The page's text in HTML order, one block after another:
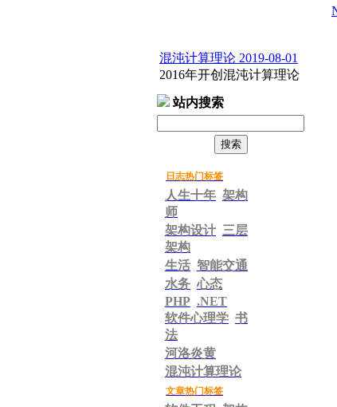
混沌计算理论 2019-08-01
2016年开创混沌计算理论
河洛炎黄 2019-08-01
2019年6月成立河洛炎黄
百度抽吧 2013-10-27
距！
2013年6月8日开始艺术营
销研究 2013-06-09
建立艺术营销理论及体
系。
书法时光博客 2013-05-29
胡春和书法时光博客推
荐！
http://blog.sina.com.cn/huch
unheshufa
只卖精品书法城 2013-05-
29
只卖精品书法城
增加翠竹公园照片及介
站内搜索
日志热门标签
人生十年 架构
师
架构设计 三层
架构
生活 智能交通
水务 心态
PHP .NET
软件心理学 书
法
河洛炎黄
混沌计算理论
文章热门标签